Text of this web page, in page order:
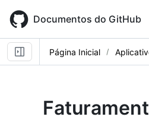
main
content
Documentos do GitHub
Página Inicial